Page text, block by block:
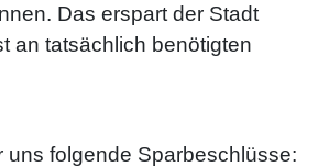
Das erspart der Stadt
an tatsächlich benötigten
folgende Sparbeschlüsse: